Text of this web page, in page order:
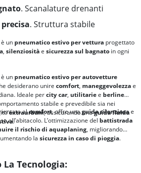
. Scanalature drenanti
. Struttura stabile
è un pneumatico estivo per vettura progettato
, silenziositàe sicurezza sul bagnato in ogni
è un pneumatico estivo per autovetture
desiderano unire comfort, maneggevolezzae
Ideale percity car, utilitariee berline
stabile e prevedibile sia nei
extraurbani, assicurando unaguida fluida
.
alcomfort, offre unaguida silenziosae
all’abitacolo. L’ottimizzazione del battistrada
il rischio di aquaplaning, migliorando
la sicurezza in caso di pioggia.
La Tecnologia: